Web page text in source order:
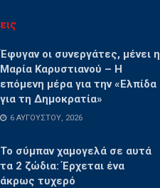
Έφυγαν οι συνεργάτες, μένει η
Μαρία Καρυστιανού – Η
επόμενη μέρα για την «Ελπίδα
για τη Δημοκρατία»
6 ΑΥΓΟΎΣΤΟΥ, 2026
Το σύμπαν χαμογελά σε αυτά
τα 2 ζώδια: Έρχεται ένα
άκρως τυχερό